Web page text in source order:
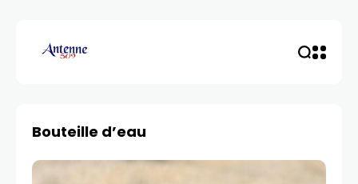
Bouteille d’eau